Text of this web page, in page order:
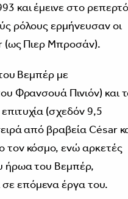
και έμεινε στο
ρόλους ερμήνευσαν οι
(ως Πιερ Μπροσάν).
Βεμπέρ με
Φρανσουά Πινιόν) και
(σχεδόν 9,5
από βραβεία César
τον κόσμο, ενώ αρκετές
ήρωα του Βεμπέρ,
επόμενα έργα του.